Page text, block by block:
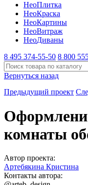
НеоПлитка
НеоКраска
НеоКартины
НеоВитраж
НеоДиваны
8 495 374-55-50 8 800
Вернуться назад
Предыдущий проект
комнаты
Автор проекта:
Артебякина Кристина
Контакты автора: